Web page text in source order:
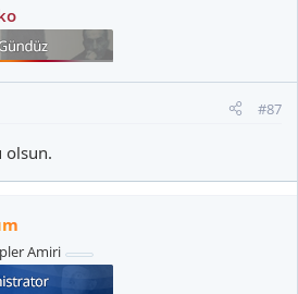
#87
olsun.
Amiri